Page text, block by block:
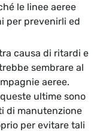
le linee aeree
per prevenirli ed
causa di ritardi e
sembrare al
aeree.
ultime sono
di manutenzione
per evitare tali